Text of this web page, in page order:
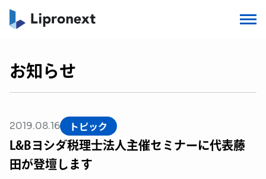
お知らせ
2019.08.16 トピック
L&Bヨシダ税理士法人主催セミナーに代表藤
田が登壇します